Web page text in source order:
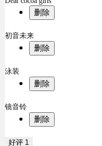
删除
初音未来
删除
泳装
删除
镜音铃
删除
好评 1